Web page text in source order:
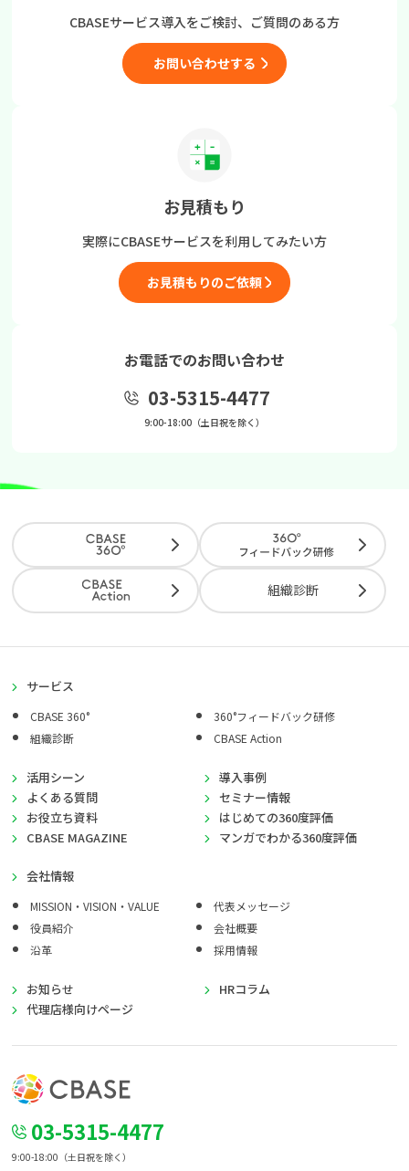
CBASEサービス導入をご検討、 ご質問のある方
お問い合わせする
お見積もり
実際にCBASEサービスを利用してみたい方
お見積もりのご依頼
お電話でのお問い合わせ
03-5315-4477
9:00-18:00（土日祝を除く）
組織診断
サービス
CBASE 360°
360°フィードバック研修
組織診断
CBASE Action
活用シーン
導入事例
よくある質問
セミナー情報
お役立ち資料
はじめての360度評価
CBASE MAGAZINE
マンガでわかる360度評価
会社情報
MISSION・VISION・VALUE
代表メッセージ
役員紹介
会社概要
沿革
採用情報
お知らせ
HRコラム
代理店様向けページ
03-5315-4477
9:00-18:00（土日祝を除く）